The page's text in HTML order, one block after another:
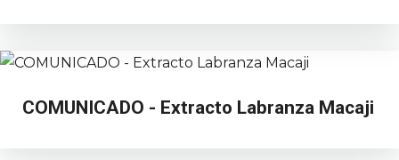
COMUNICADO - Extracto Labranza Macaji